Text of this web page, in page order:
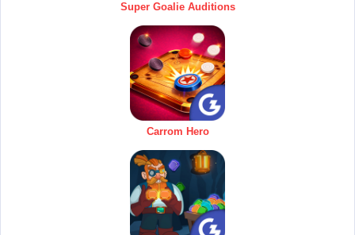
Super Goalie Auditions
Carrom Hero